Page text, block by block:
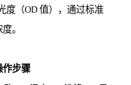
度（OD 值），通过标准
。
作步骤